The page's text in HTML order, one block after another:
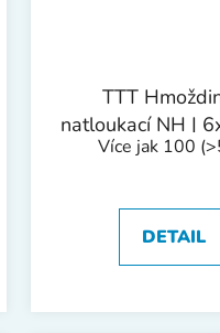
TTT
natloukací NH |
1bal/50ks
Více jak 100
DETAIL